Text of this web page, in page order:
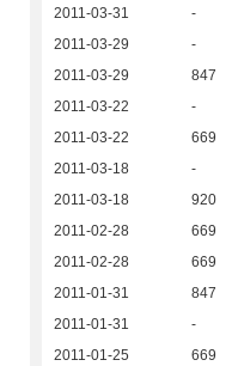
2011-03-31
-
2011-03-29
-
2011-03-29
847
2011-03-22
-
2011-03-22
669
2011-03-18
-
2011-03-18
920
2011-02-28
669
2011-02-28
669
2011-01-31
847
2011-01-31
-
2011-01-25
669